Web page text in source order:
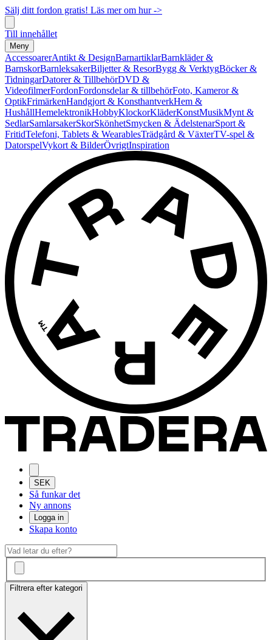
Sälj ditt fordon gratis! Läs mer om hur ->
Till innehållet
Meny
AccessoarerAntikt & DesignBarnartiklarBarnkläder &
BarnskorBarnleksakerBiljetter & ResorBygg & VerktygBöcker &
TidningarDatorer & TillbehörDVD &
VideofilmerFordonFordonsdelar & tillbehörFoto, Kameror &
OptikFrimärkenHandgjort & KonsthantverkHem &
HushållHemelektronikHobbyKlockorKläderKonstMusikMynt &
SedlarSamlarsakerSkorSkönhetSmycken & ÄdelstenarSport &
FritidTelefoni, Tablets & WearablesTrädgård & VäxterTV-spel &
DatorspelVykort & BilderÖvrigtInspiration
SEK
Så funkar det
Ny annons
Logga in
Skapa konto
Filtrera efter kategori